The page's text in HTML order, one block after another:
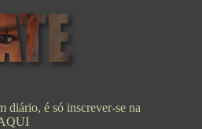
diário, é só inscrever-se na